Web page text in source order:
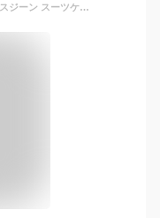
ノベルティ付 【正規品5年保証】 エースジーン スーツケース ace.GENE ジェットエクセル JETEXCEL キャリーケース 機内持ち込み フロントオープン Sサイズ 34L 1泊 2泊 ノートPC ビジネス エース メンズ レディース 06854